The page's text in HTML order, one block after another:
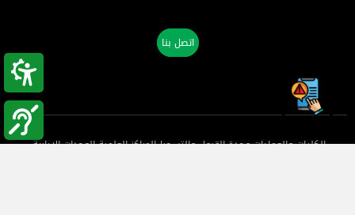
اتصل بنا
الكليات والعماداتوحدة القبول والتسجيلالمراكز العلميةالوحدات الإدارية